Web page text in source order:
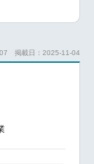
Workflow
掲載日：2025-11-04